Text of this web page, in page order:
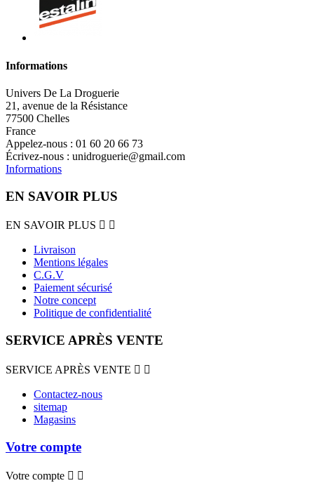
Informations
Univers De La Droguerie
21, avenue de la Résistance
77500 Chelles
France
Appelez-nous : 01 60 20 66 73
Écrivez-nous : unidroguerie@gmail.com
Informations
EN SAVOIR PLUS
EN SAVOIR PLUS  
Livraison
Mentions légales
C.G.V
Paiement sécurisé
Notre concept
Politique de confidentialité
SERVICE APRÈS VENTE
SERVICE APRÈS VENTE  
Contactez-nous
sitemap
Magasins
Votre compte
Votre compte  